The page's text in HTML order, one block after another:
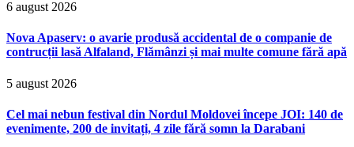
6 august 2026
Nova Apaserv: o avarie produsă accidental de o companie de
contrucții lasă Alfaland, Flămânzi și mai multe comune fără apă
5 august 2026
Cel mai nebun festival din Nordul Moldovei începe JOI: 140 de
evenimente, 200 de invitați, 4 zile fără somn la Darabani